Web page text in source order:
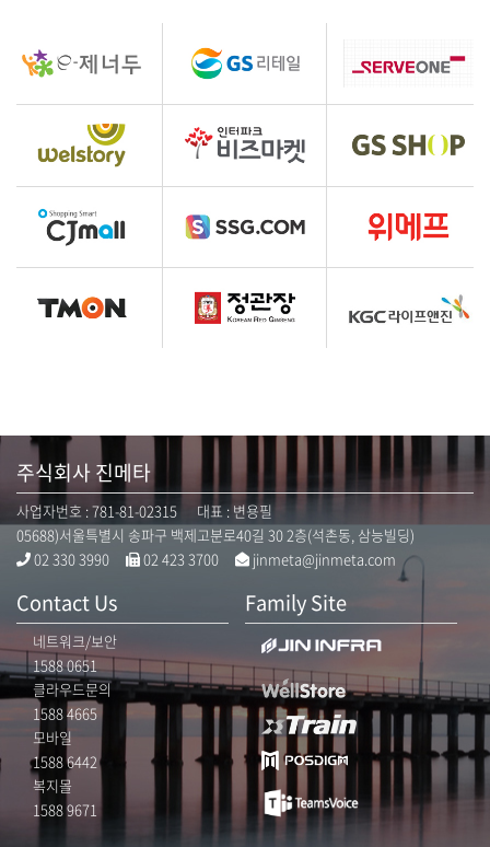
주식회사 진메타
사업자번호 : 781-81-02315 대표 : 변용필
05688)서울특별시 송파구 백제고분로40길 30 2층(석촌동, 삼능빌딩)
02 330 3990
02 423 3700 jinmeta@jinmeta.com
Contact Us
네트워크/보안
1588 0651
클라우드문의
1588 4665
모바일
1588 6442
복지몰
1588 9671
Family Site